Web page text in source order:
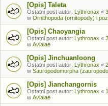
[Opis] Taleta
Ostatni post autor: Lythronax «
w Ornithopoda (ornitopody) i
[Opis] Chaoyangia
Ostatni post autor: Lythronax «
w Avialae
[Opis] Jinchuanloong
Ostatni post autor: Lythronax «
w Sauropodomorpha
[Opis] Jianchangornis
Ostatni post autor: Lythronax «
w Avialae